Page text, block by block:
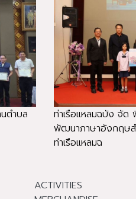
ตำบล
ท่าเรือแหลมฉบัง จัด
พัฒนาภาษาอังกฤษส
ท่าเรือแหลมฉ
ACTIVITIES